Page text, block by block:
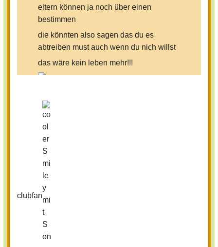
eltern können ja noch über einen
bestimmen
die könnten also sagen das du es
abtreiben must auch wenn du nich willst
das wäre kein leben mehr!!!
clubfan